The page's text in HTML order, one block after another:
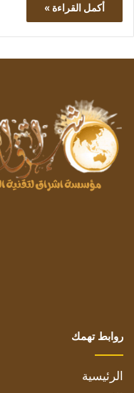
أكمل القراءة »
روابط تهمك
الرئيسية